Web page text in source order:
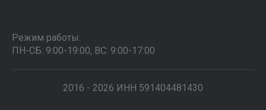
Режим работы:
ПН-СБ: 9:00-19:00, ВС: 9:00-17:00
2016 - 2026 ИНН 591404481430